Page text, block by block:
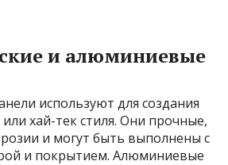
и алюминиевые
используют для создания
хай-тек стиля. Они прочные,
и могут быть выполнены с
и покрытием. Алюминиевые